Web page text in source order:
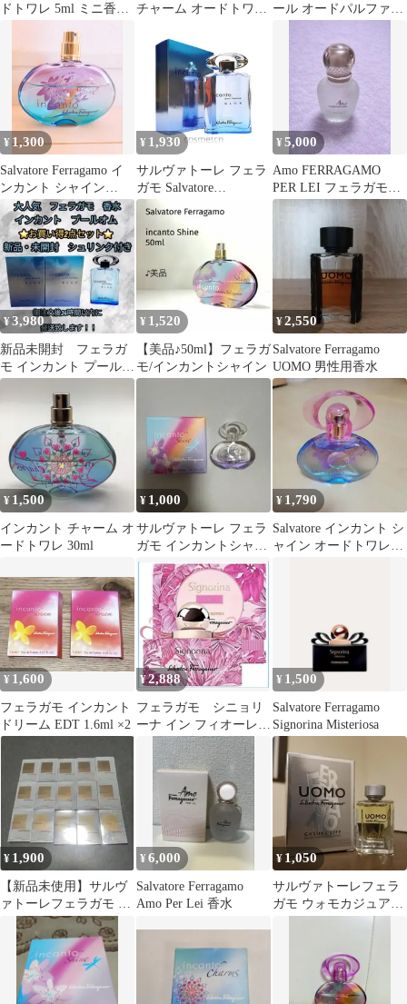
ドトワレ 5ml ミニ香水
チャーム オードトワレ
ール オードパルファム
¥1,300
Salvatore Ferragamo イ
ンカント シャイン
30ml
¥ 1,930
サルヴァトーレ フェラ
ガモ Salvatore
Ferragamo インカント
プールオム ブルー EDT
100ml SP 香水
¥5,000
Amo FERRAGAMO
PER LEI フェラガモ
香水
¥3,980
新品未開封 フェラガ
モ インカント プールオ
ム ブルー 100ml 2点セ
¥ 1,520
【美品♪50ml】フェラガ
モ/インカントシャイン
¥2,550
Salvatore Ferragamo
UOMO 男性用香水
¥ 1,500
インカント チャーム オ
ードトワレ 30ml
¥ 1,000
サルヴァトーレ フェラ
ガモ インカントシャイ
ン オードトワレ 5ml
¥ 1,790
Salvatore インカント シ
ャイン オードトワレ
¥ 1,600
フェラガモ インカント
ドリーム EDT 1.6ml ×2
¥2,888
フェラガモ シニョリ
ーナ イン フィオーレ
ファッションエディシ
ョン50ml
¥ 1,500
Salvatore Ferragamo
Signorina Misteriosa
¥ 1,900
【新品未使用】サルヴ
ァトーレフェラガモ イ
ンカント 1.6ml×15本セ
ット
¥6,000
Salvatore Ferragamo
Amo Per Lei 香水
¥ 1,050
サルヴァトーレフェラ
ガモ ウォモカジュアル